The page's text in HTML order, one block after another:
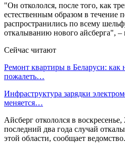
"Он откололся, после того, как
естественным образом в течение
распространились по всему
откалыванию нового айсберга", –
Сейчас читают
Ремонт квартиры в Беларуси: как
пожалеть…
Инфраструктура зарядки
меняется…
Айсберг откололся в
последний два года случай
этой области, сообщает ведомство.